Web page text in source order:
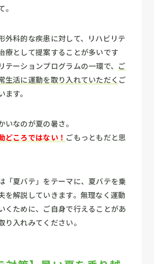
。
外科的な疾患に対して、リハビリテ
療として提案することが多いです
テーションプログラムの一環で、 ご
生活に運動を取り入れていただく ご
す。
いなのが夏の暑さ。
どころではない！ ごもっともだと思
「夏バテ」をテーマに、夏バテを乗
を解説していきます。無理なく運動
くために、ご自身で行えることがあ
り入れみてください。